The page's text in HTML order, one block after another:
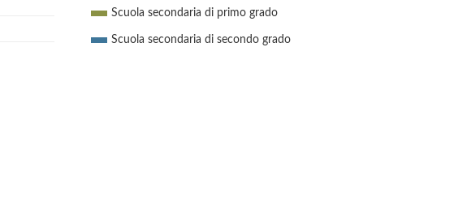
Scuola secondaria di primo grado
Scuola secondaria di secondo grado